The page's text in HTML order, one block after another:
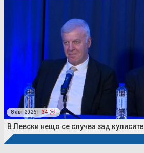
8 авг 2026 | 34
В Левски нещо се случва зад кулисите